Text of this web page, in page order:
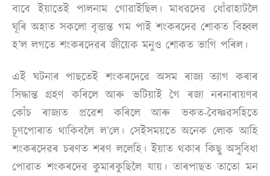
বাবে ইয়াতেই পালনাম গোৱাইছিল। মাধৱদেৱ ধোঁৱাহাটলৈ
ঘূৰি অহাত সকলো বৃত্তান্ত গম পাই শংকৰদেৱ শোকত বিহ্বল
হ’ল লগতে শংকৰদেৱৰ জীয়েক মনুও শোকত ভাগি পৰিল।
এই ঘটনাৰ পাছতেই শংকৰদেৱে অসম ৰাজ্য ত্যাগ কৰাৰ
সিদ্ধান্ত গ্ৰহণ কৰিলে আৰু ভটিয়াই গৈ ৰজা নৰনাৰায়ণৰ
কোঁচ ৰাজ্যত প্ৰৱেশ কৰিলে আৰু ভকত-বৈষ্ণৱসহিতে
চূণপোৰাত থাকিবলৈ ল’লে। সেইসময়তে অনেক লোক আহি
শংকৰদেৱৰ চৰণত শৰণ ললেহি। ইয়াত থকাৰ কিছু অসুবিধা
পোৱাত শংকৰদেৱ কুমাৰকুছিলৈ যায়। তাৰপাছত তাতো মন